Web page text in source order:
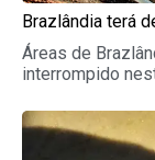
Brazlândia terá
Áreas de
interrompido